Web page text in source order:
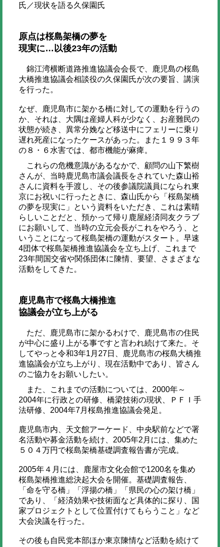
氏／現状を語る久保園氏
原点は桜島架橋の夢を
現実に…以後23年の活動
錦江湾横断道路推進協議会会長で、鹿児島の桜島
大橋推進協議会相談役の久保園氏が次の要旨、講演
を行った。
なぜ、鹿児島市に架かる橋に対しての運動を行うの
か、それは、大隅は産婦人科が少なく、お産難民の
状態が続き、異常分娩など移送中にフェリーに乗り
遅れ死産になったケースがあった。また１９９３年
の８・６水害では、都市機能が麻痺。
これらの危機意識があるなかで、顧問の山下繁樹
さんが、当時鹿児島市議会議長をされていた森山裕
さんに資料を手渡し、その後参議院議員になられ東
京にお祝いに行ったときに、森山氏から「桜島架橋
の夢を現実に」という資料をいただき、これは素晴
らしいことだと、預かって帰り鹿屋経済同友クラブ
にお願いして、当時の立元会長がこれをやろう、と
いうことになって桜島架橋の運動がスタート。早速
4団体で桜島架橋推進協議会を立ち上げ、これまで
23年間国交省や関係団体に陳情、要望、さまざまな
活動をしてきた。
鹿児島市で桜島大橋推進
協議会が立ち上がる
ただ、鹿児島市に架かるわけで、鹿児島市の住民
が中心に盛り上がる事ですと言われ続けて来た。そ
してやっと令和3年1月27日、鹿児島市の桜島大橋推
進協議会が立ち上がり、現在活動中であり、皆さん
のご協力をお願いしたい。
また、これまでの活動については、2000年～
2004年に行政との研修、橋梁技術の現状、ＰＦＩ手
法研修、2004年7月桜島推進協議会発足。
鹿児島市内、天文館アーケード、中央駅前などで署
名活動や募金活動を続け、2005年2月には、集めた
５０４万円で桜島架橋基礎調査報告書が完成。
2005年４月には、鹿屋市文化会館で1200名を集め
桜島架橋推進総決起大会を開催。基礎調査報告、
「命を守る橋」「浮揚の橋」「県民の心の架け橋」
であり、「経済効果や技術面など具体的に探り、国
家プロジェクトとして位置付けてもらうこと」など
大会決議を行った。
その後も自民党本部ほか東京陳情など活動を続けて